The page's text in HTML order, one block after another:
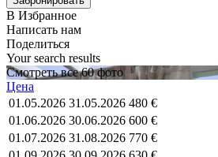
В Избранное
Написать нам
Поделиться
Your search results
Смотреть все 60 фото
Цена
01.05.2026 31.05.2026 480 €
01.06.2026 30.06.2026 600 €
01.07.2026 31.08.2026 770 €